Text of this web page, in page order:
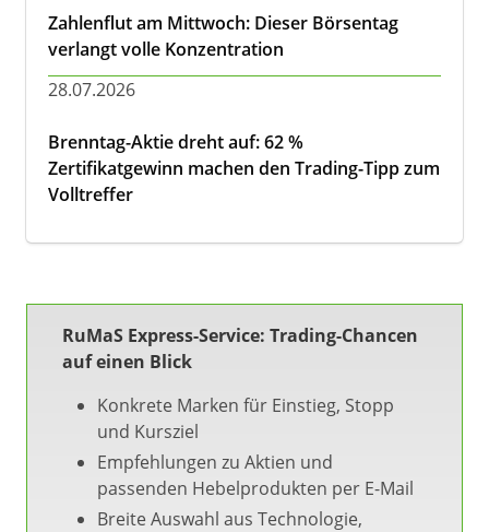
Zahlenflut am Mittwoch: Dieser Börsentag
verlangt volle Konzentration
28.07.2026
Brenntag-Aktie dreht auf: 62 %
Zertifikatgewinn machen den Trading-Tipp zum
Volltreffer
RuMaS Express-Service: Trading-Chancen
auf einen Blick
Konkrete Marken für Einstieg, Stopp
und Kursziel
Empfehlungen zu Aktien und
passenden Hebelprodukten per E-Mail
Breite Auswahl aus Technologie,